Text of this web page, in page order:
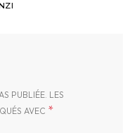
PUBLIÉE. LES
AVEC *